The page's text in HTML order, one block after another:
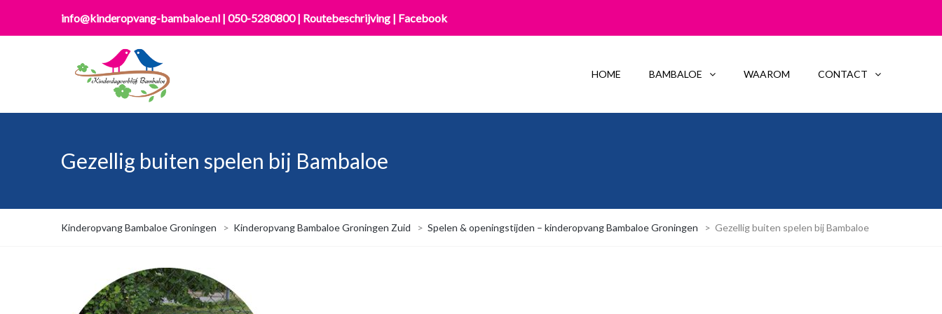
info@kinderopvang-bambaloe.nl | 050-5280800| Routebeschrijving | Facebook
HOME BAMBALOE WAAROM CONTACT
Gezellig buiten spelen bij Bambaloe
Kinderopvang Bambaloe Groningen > Kinderopvang Bambaloe Groningen Zuid > Spelen & openingstijden – kinderopvang Bambaloe Groningen > Gezellig buiten spelen bij Bambaloe